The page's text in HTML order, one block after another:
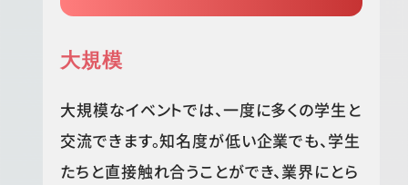
大規模
大規模なイベントでは、一度に多くの学生と
交流できます。知名度が低い企業でも、学生
たちと直接触れ合うことができ、業界にとら